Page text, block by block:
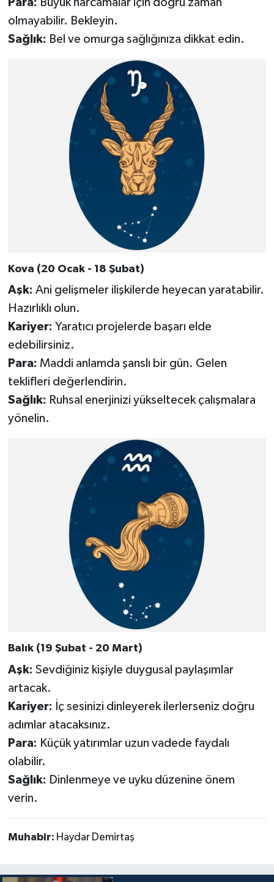
Para: Büyük harcamalar için doğru zaman
olmayabilir. Bekleyin.
Sağlık: Bel ve omurga sağlığınıza dikkat edin.
Kova (20 Ocak - 18 Şubat)
Aşk: Ani gelişmeler ilişkilerde heyecan yaratabilir.
Hazırlıklı olun.
Kariyer: Yaratıcı projelerde başarı elde
edebilirsiniz.
Para: Maddi anlamda şanslı bir gün. Gelen
teklifleri değerlendirin.
Sağlık: Ruhsal enerjinizi yükseltecek çalışmalara
yönelin.
Balık (19 Şubat - 20 Mart)
Aşk: Sevdiğiniz kişiyle duygusal paylaşımlar
artacak.
Kariyer: İç sesinizi dinleyerek ilerlerseniz doğru
adımlar atacaksınız.
Para: Küçük yatırımlar uzun vadede faydalı
olabilir.
Sağlık: Dinlenmeye ve uyku düzenine önem
verin.
Muhabir: Haydar Demirtaş